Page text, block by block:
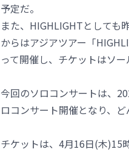
予定だ。
また、HIGHLIGHTとして
からはアジアツアー「
って開催し、チケットはソ
今回のソロコンサートは、
ロコンサート開催となり、
チケットは、4月16日(木)15